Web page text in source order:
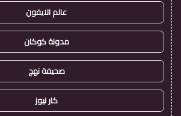
عالم الايفون
مدونة كوكان
صحيفة نهج
كار نيوز